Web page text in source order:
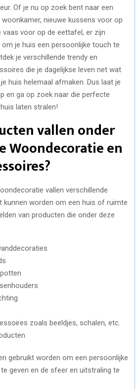
Of je nu op zoek bent naar een
nieuwe kussens voor op
voor op de eettafel, er zijn
je huis een persoonlijke touch te
je verschillende trendy en
die je dagelijkse leven net wat
huis helemaal afmaken. Dus laat je
en ga op zoek naar die perfecte
laten stralen!
vallen onder
Woondecoratie en
vallen verschillende
kunnen worden om een huis of ruimte
van producten die onder deze
zoals beeldjes, schalen, etc.
gebruikt worden om een persoonlijke
geven en de sfeer en uitstraling te